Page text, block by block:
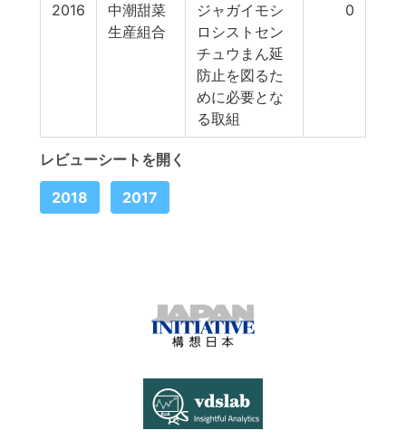
2016
中潮甜菜
生産組合
ジャガイモシ
ロシストセン
チュウまん延
防止を図るた
めに必要とな
る取組
0
レビューシートを開く
2018 2017